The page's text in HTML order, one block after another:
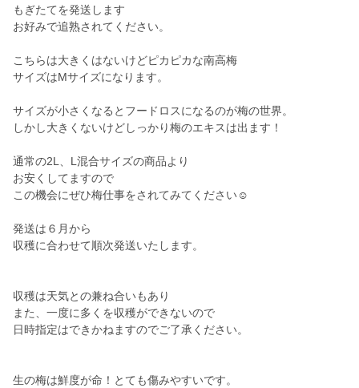
もぎたてを発送します
お好みで追熟されてください。
こちらは大きくはないけどピカピカな南高梅
サイズはMサイズになります。
サイズが小さくなるとフードロスになるのが梅の世界。
しかし大きくないけどしっかり梅のエキスは出ます！
通常の2L、L混合サイズの商品より
お安くしてますので
この機会にぜひ梅仕事をされてみてください☺️
発送は６月から
収穫に合わせて順次発送いたします。
収穫は天気との兼ね合いもあり
また、一度に多くを収穫ができないので
日時指定はできかねますのでご了承ください。
生の梅は鮮度が命！とても傷みやすいです。